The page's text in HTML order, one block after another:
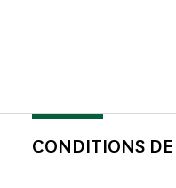
CONDITIONS